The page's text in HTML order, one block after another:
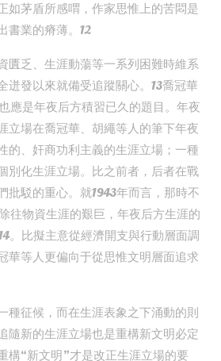
如茅盾所感喟，作家思惟上的苦悶是
書業的瘠薄。12
匱乏、生涯動蕩等一系列困難時維系
迸發以來就備受追蹤關心。13喬冠華
應是年夜后方積習已久的題目。年夜
立場在喬冠華、胡繩等人的筆下年夜
的、奸商功利主義的生涯立場；一種
別化生涯立場。比之前者，后者在戰
批駁的重心。就1943年而言，那時不
往物資生涯的艱巨，年夜后方生涯的
。比擬主意從經濟開支與行動層面調
華等人更偏向于從思惟文明層面追求
種征候，而在生涯表象之下涌動的則
隨新的生涯立場也是重構新文明必定
構“新文明”才是改正生涯立場的要